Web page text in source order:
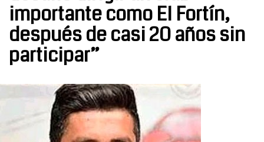
importante como El Fortín,
después de casi 20 años sin
participar”